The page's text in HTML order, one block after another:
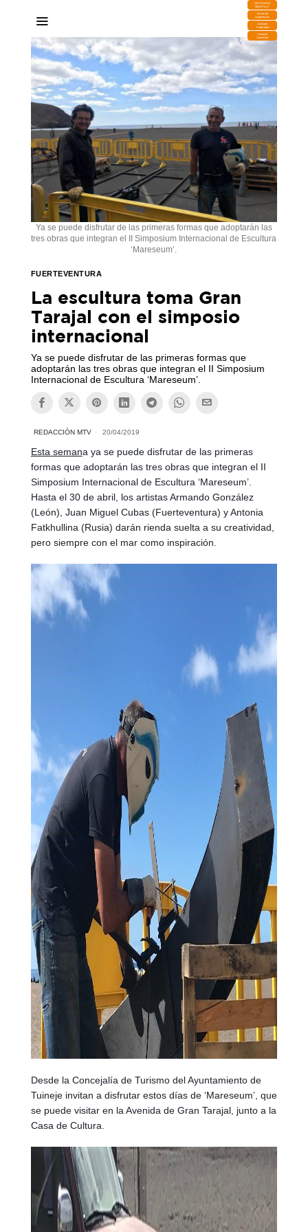
DESCARGA
MIRAPLAY
Buzón de
Sugerencias
Contratar
Publicidad
Contacto
Comercial
Ya se puede disfrutar de las primeras formas que adoptarán las
tres obras que integran el II Simposium Internacional de Escultura
‘Mareseum’.
FUERTEVENTURA
La escultura toma Gran
Tarajal con el simposio
internacional
Ya se puede disfrutar de las primeras formas que
adoptarán las tres obras que integran el II Simposium
Internacional de Escultura ‘Mareseum’.
REDACCIÓN MTV 20/04/2019
Esta semana ya se puede disfrutar de las primeras
formas que adoptarán las tres obras que integran el II
Simposium Internacional de Escultura ‘Mareseum’.
Hasta el 30 de abril, los artistas Armando González
(León), Juan Miguel Cubas (Fuerteventura) y Antonia
Fatkhullina (Rusia) darán rienda suelta a su creatividad,
pero siempre con el mar como inspiración.
Desde la Concejalía de Turismo del Ayuntamiento de
Tuineje invitan a disfrutar estos días de ‘Mareseum’, que
se puede visitar en la Avenida de Gran Tarajal, junto a la
Casa de Cultura.